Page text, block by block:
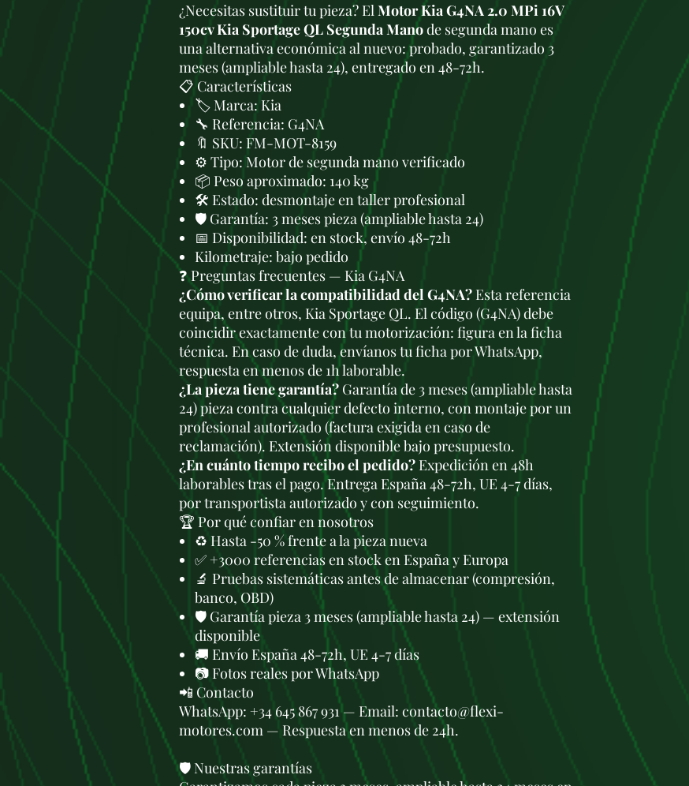
¿Necesitas sustituir tu pieza? ElMotor Kia G4NA 2.0 MPi 16V
150cv Kia Sportage QL Segunda Manode segunda mano es
una alternativa económica al nuevo: probado, garantizado 3
meses (ampliable hasta 24), entregado en 48-72h.
📋 Características
🏷️ Marca: Kia
🔧 Referencia: G4NA
🔖 SKU: FM-MOT-8159
⚙️ Tipo: Motor de segunda mano verificado
📦 Peso aproximado: 140 kg
🛠 Estado: desmontaje en taller profesional
🛡️ Garantía: 3 meses pieza (ampliable hasta 24)
📅 Disponibilidad: en stock, envío 48-72h
Kilometraje: bajo pedido
❓ Preguntas frecuentes — Kia G4NA
¿Cómo verificar la compatibilidad del G4NA? Esta referencia
equipa, entre otros, Kia Sportage QL. El código (G4NA) debe
coincidir exactamente con tu motorización: figura en la ficha
técnica. En caso de duda, envíanos tu ficha por WhatsApp,
respuesta en menos de 1h laborable.
¿La pieza tiene garantía? Garantía de 3 meses (ampliable hasta
24) pieza contra cualquier defecto interno, con montaje por un
profesional autorizado (factura exigida en caso de
reclamación). Extensión disponible bajo presupuesto.
¿En cuánto tiempo recibo el pedido? Expedición en 48h
laborables tras el pago. Entrega España 48-72h, UE 4-7 días,
por transportista autorizado y con seguimiento.
🏆 Por qué confiar en nosotros
♻️ Hasta -50 % frente a la pieza nueva
✅ +3000 referencias en stock en España y Europa
🔬 Pruebas sistemáticas antes de almacenar (compresión,
banco, OBD)
🛡️ Garantía pieza 3 meses (ampliable hasta 24) — extensión
disponible
🚚 Envío España 48-72h, UE 4-7 días
📷 Fotos reales por WhatsApp
📲 Contacto
WhatsApp: +34 645 867 931 — Email: contacto@flexi-
motores.com — Respuesta en menos de 24h.
🛡️ Nuestras garantías